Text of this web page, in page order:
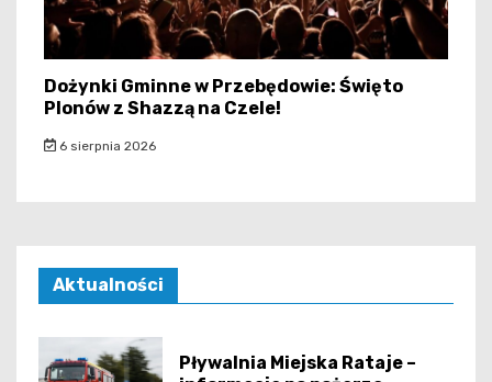
Dożynki Gminne w Przebędowie: Święto
Plonów z Shazzą na Czele!
6 sierpnia 2026
Aktualności
Pływalnia Miejska Rataje –